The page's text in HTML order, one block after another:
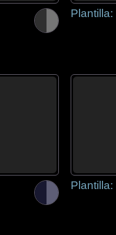
Plantilla:
Plantilla: